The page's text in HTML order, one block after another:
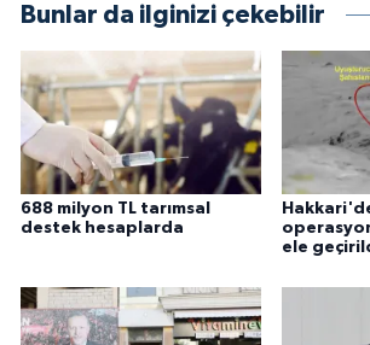
Bunlar da ilginizi çekebilir
688 milyon TL tarımsal
destek hesaplarda
ele